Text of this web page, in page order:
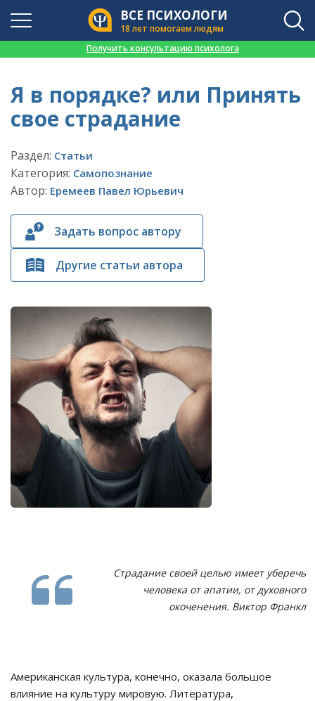
ВСЕ ПСИХОЛОГИ
18 лет помогаем людям
Получить консультацию психолога
Я в порядке? или Принять
свое страдание
Раздел: Статьи
Категория: Самопознание
Автор: Еремеев Павел Юрьевич
Задать вопрос автору
Другие статьи автора
Страдание своей целью имеет уберечь
человека от апатии, от духовного
окоченения. Виктор Франкл
Американская культура, конечно, оказала большое
влияние на культуру мировую. Литература,